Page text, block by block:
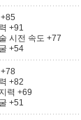
+91
시전 속도 +77
+54
+82
력 +69
+51